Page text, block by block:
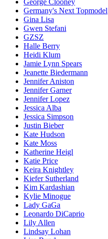
George Clooney
Germany's Next Topmodel
Gina Lisa
Gwen Stefani
GZSZ
Halle Berry
Heidi Klum
Jamie Lynn Spears
Jeanette Biedermann
Jennifer Aniston
Jennifer Garner
Jennifer Lopez
Jessica Alba
Jessica Simpson
Justin Bieber
Kate Hudson
Kate Moss
Katherine Heigl
Katie Price
Keira Knightley
Kiefer Sutherland
Kim Kardashian
Kylie Minogue
Lady GaGa
Leonardo DiCaprio
Lily Allen
Lindsay Lohan